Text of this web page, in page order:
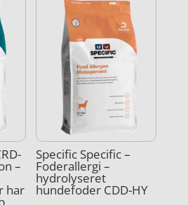
–
har
Specific Specific –
Foderallergi –
hydrolyseret
hundefoder CDD-HY